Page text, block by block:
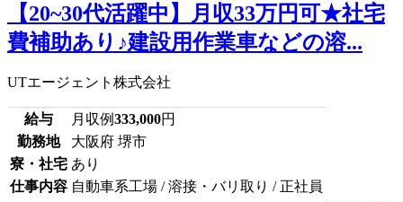
【20~30代活躍中】月収33万円可★社宅
費補助あり♪建設用作業車などの溶...
UTエージェント株式会社
給与 月収例333,000円
勤務地
大阪府 堺市
寮・社宅 あり
仕事内容 自動車系工場 / 溶接・バリ取り / 正社員